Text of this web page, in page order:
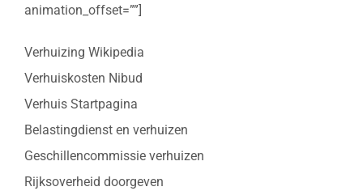
animation_offset=””]
Verhuizing Wikipedia
Verhuiskosten Nibud
Verhuis Startpagina
Belastingdienst en verhuizen
Geschillencommissie verhuizen
Rijksoverheid doorgeven